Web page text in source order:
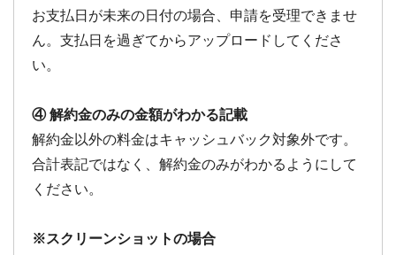
お支払日が未来の日付の場合、申請を受理できませ
ん。支払日を過ぎてからアップロードしてくださ
い。
④ 解約金のみの金額がわかる記載
解約金以外の料金はキャッシュバック対象外です。
合計表記ではなく、解約金のみがわかるようにして
ください。
※スクリーンショットの場合